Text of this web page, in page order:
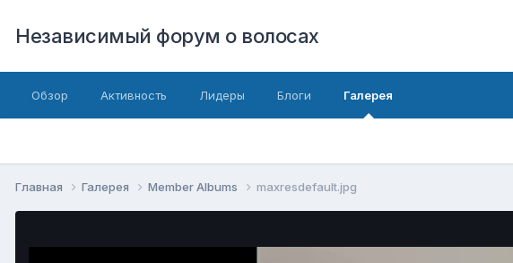
Независимый форум о волосах
Обзор Активность Лидеры Блоги Галерея
Главная Галерея Member Albums maxresdefault.jpg